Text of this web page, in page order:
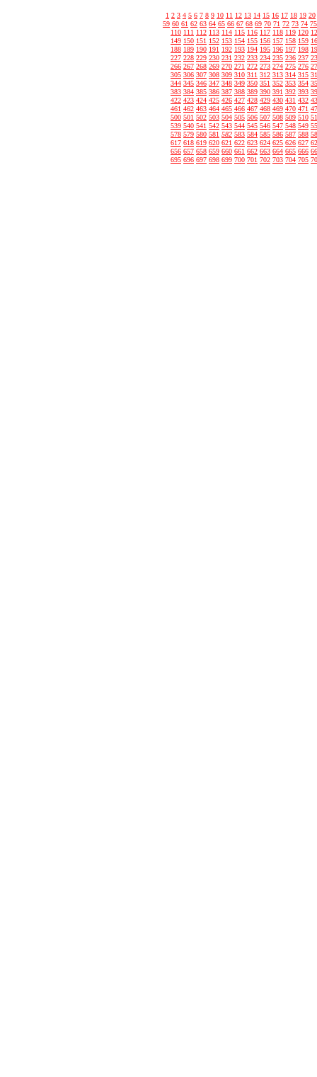
1 2 3 4 5 6 7 8 9 10 11 12 13 14 15 16 17 18 19 20
59 60 61 62 63 64 65 66 67 68 69 70 71 72 73 74 75
110 111 112 113 114 115 116 117 118 119 120
149 150 151 152 153 154 155 156 157 158 159
188 189 190 191 192 193 194 195 196 197 198
227 228 229 230 231 232 233 234 235 236 237
266 267 268 269 270 271 272 273 274 275 276
305 306 307 308 309 310 311 312 313 314 315
344 345 346 347 348 349 350 351 352 353 354
383 384 385 386 387 388 389 390 391 392 393
422 423 424 425 426 427 428 429 430 431 432
461 462 463 464 465 466 467 468 469 470 471
500 501 502 503 504 505 506 507 508 509 510
539 540 541 542 543 544 545 546 547 548 549
578 579 580 581 582 583 584 585 586 587 588
617 618 619 620 621 622 623 624 625 626 627
656 657 658 659 660 661 662 663 664 665 666
695 696 697 698 699 700 701 702 703 704 705